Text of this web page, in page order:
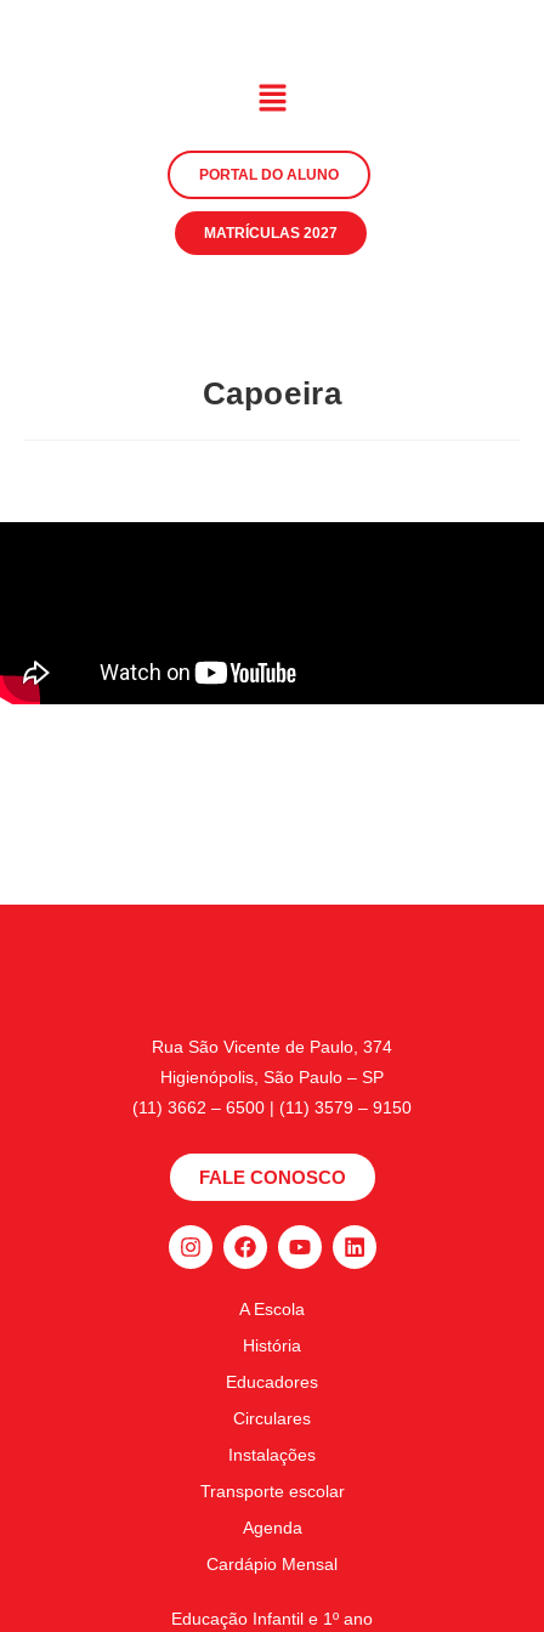
PORTAL DO ALUNO
MATRÍCULAS 2027
Capoeira
Rua São Vicente de Paulo, 374
Higienópolis, São Paulo – SP
(11) 3662 – 6500 | (11) 3579 – 9150
FALE CONOSCO
A Escola
História
Educadores
Circulares
Instalações
Transporte escolar
Agenda
Cardápio Mensal
Educação Infantil e 1º ano